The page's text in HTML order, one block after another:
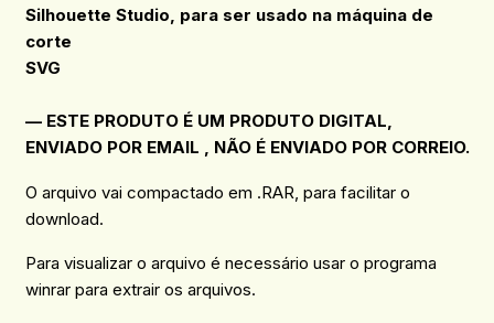
Silhouette Studio, para ser usado na máquina de
corte
SVG
— ESTE PRODUTO É UM PRODUTO DIGITAL,
ENVIADO POR EMAIL , NÃO É ENVIADO POR CORREIO.
O arquivo vai compactado em .RAR, para facilitar o
download.
Para visualizar o arquivo é necessário usar o programa
winrar para extrair os arquivos.